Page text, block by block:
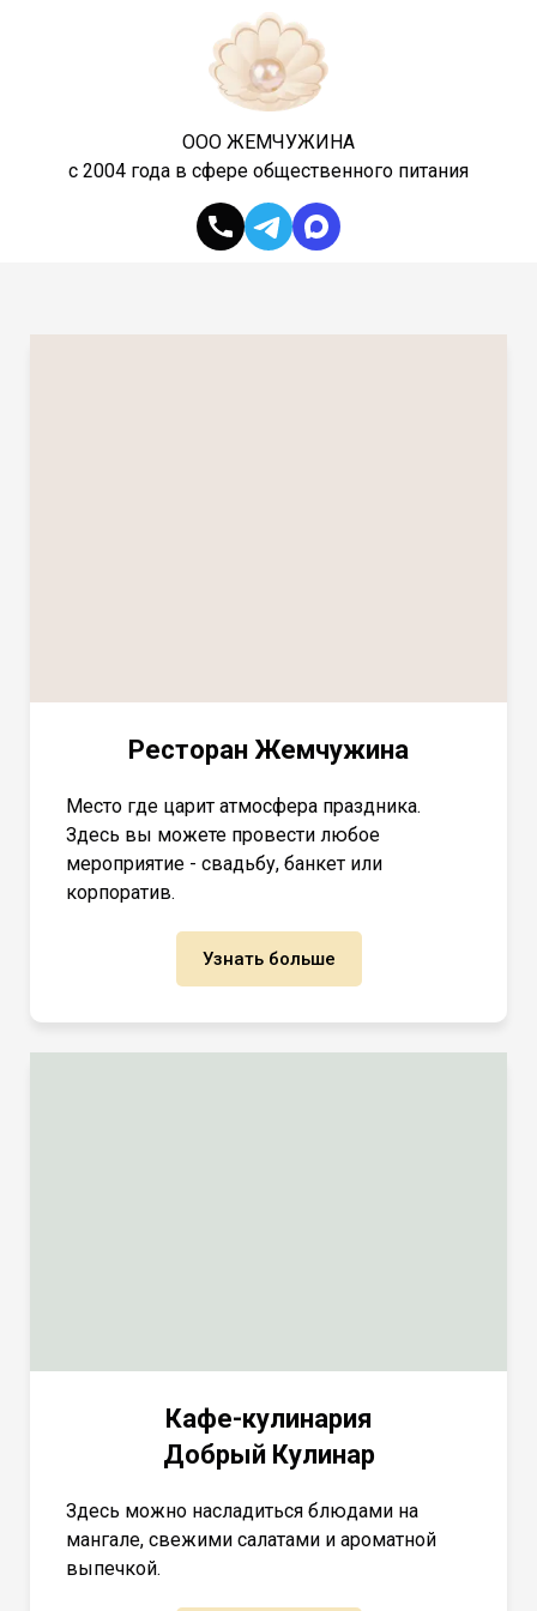
ООО ЖЕМЧУЖИНА
с 2004 года в сфере общественного питания
Ресторан Жемчужина
Место где царит атмосфера праздника.
Здесь вы можете провести любое
мероприятие - свадьбу, банкет или
корпоратив.
Узнать больше
Кафе-кулинария
Добрый Кулинар
Здесь можно насладиться блюдами на
мангале, свежими салатами и ароматной
выпечкой.